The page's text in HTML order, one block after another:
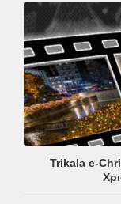
Trikala e-